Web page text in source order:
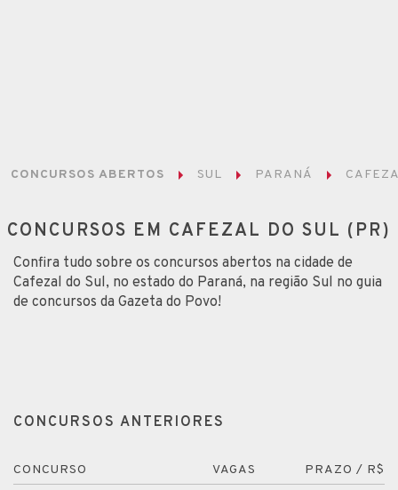
CONCURSOS ABERTOS SUL PARANÁ
CONCURSOS EM CAFEZAL DO SUL (PR)
Confira tudo sobre os concursos abertos na cidade de
Cafezal do Sul, no estado do Paraná, na região Sul no guia
de concursos da Gazeta do Povo!
CONCURSOS ANTERIORES
CONCURSO VAGAS PRAZO / R$